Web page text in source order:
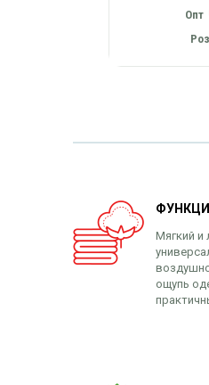
Опт
Мягкий и
ощупь